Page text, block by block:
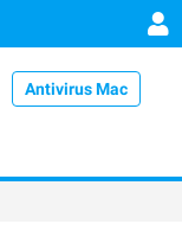
Antivirus Mac